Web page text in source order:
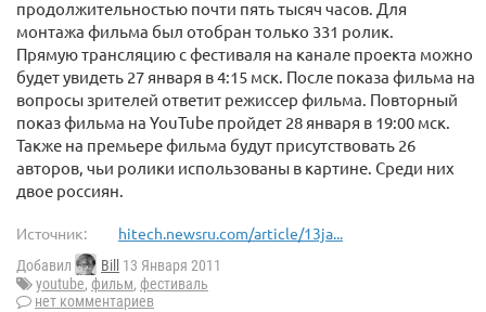
продолжительностью почти пять тысяч часов. Для
монтажа фильма был отобран только 331 ролик.
Прямую трансляцию с фестиваля на канале проекта можно
будет увидеть 27 января в 4:15 мск. После показа фильма на
вопросы зрителей ответит режиссер фильма. Повторный
показ фильма на YouTube пройдет 28 января в 19:00 мск.
Также на премьере фильма будут присутствовать 26
авторов, чьи ролики использованы в картине. Среди них
двое россиян.
Источник: hitech.newsru.com/article/13ja...
Добавил Bill
13 Января 2011
youtube, фильм, фестиваль
нет комментариев